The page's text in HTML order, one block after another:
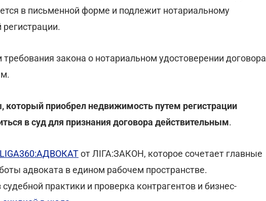
в письменной форме и подлежит нотариальному
закона о нотариальном удостоверении договора
который приобрел недвижимость путем регистрации
в суд для признания договора действительным.
LIGA360:АДВОКАТот ЛІГА:ЗАКОН, которое сочетает главные
адвоката в едином рабочем пространстве.
практики и проверка контрагентов и бизнес-